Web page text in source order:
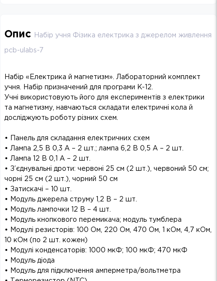
Опис Набір учня Фізика електрика з джерелом живлення
pcb-ulabs-7
Набір «Електрика й магнетизм». Лабораторний комплект
учня. Набір призначений для програми K-12.
Учні використовують його для експериментів з електрики
та магнетизму, навчаються складати електричні кола й
досліджують роботу різних схем.
• Панель для складання електричних схем
• Лампа 2,5 В 0,3 А – 2 шт.; лампа 6,2 В 0,5 А – 2 шт.
• Лампа 12 В 0,1 А – 2 шт.
• З’єднувальні дроти: червоні 25 см (2 шт.), червоний 50 см;
чорні 25 см (2 шт.), чорний 50 см
• Затискачі – 10 шт.
• Модуль джерела струму 1,2 В – 2 шт.
• Модуль лампочки 12 В – 4 шт.
• Модуль кнопкового перемикача; модуль тумблера
• Модулі резисторів: 100 Ом, 220 Ом, 470 Ом, 1 кОм, 4,7 кОм,
10 кОм (по 2 шт. кожен)
• Модулі конденсаторів: 1000 мкФ; 100 мкФ; 470 мкФ
• Модуль діода
• Модуль для підключення амперметра/вольтметра